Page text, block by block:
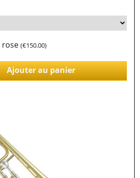
rose (€150.00)
Ajouter au panier